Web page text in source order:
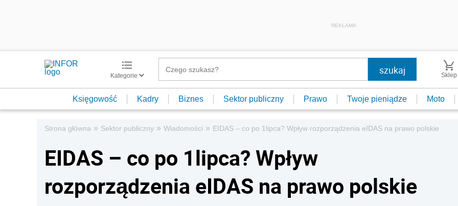
REKLAMA
Kategorie Sklep
Księgowość Kadry Biznes Sektor publiczny Prawo Twoje pieniądze Moto
Strona główna » Sektor publiczny » Wiadomości » EIDAS – co po 1lipca? Wpływ rozporządzenia eIDAS na prawo polskie
EIDAS – co po 1lipca? Wpływ
rozporządzenia eIDAS na prawo polskie